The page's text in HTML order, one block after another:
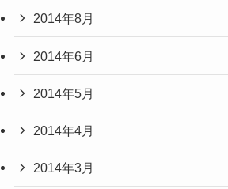
2014年8月
2014年6月
2014年5月
2014年4月
2014年3月